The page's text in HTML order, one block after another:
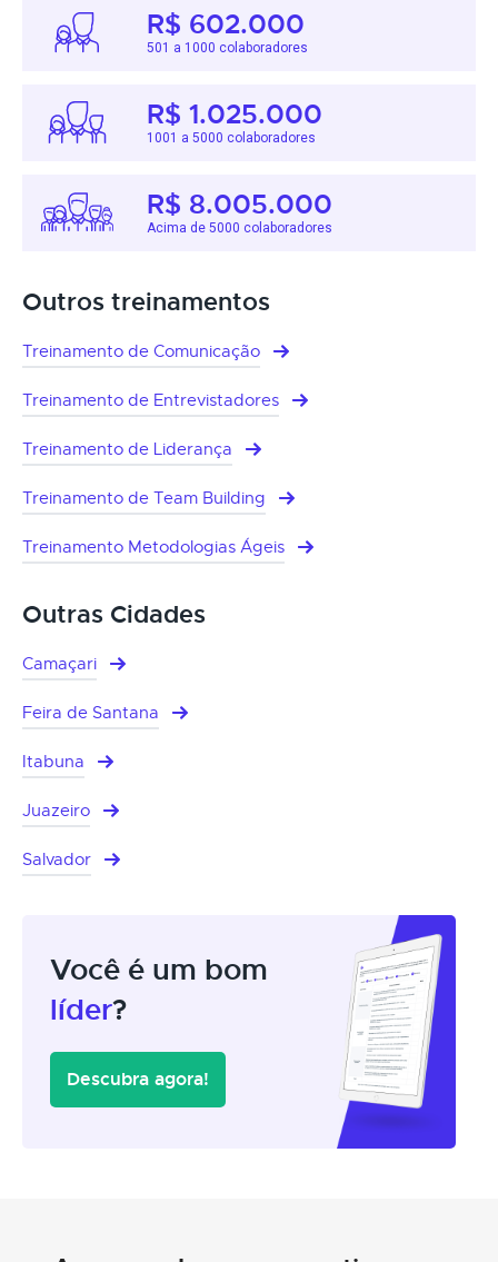
R$ 602.000
501 a 1000 colaboradores
R$ 1.025.000
1001 a 5000 colaboradores
R$ 8.005.000
Acima de 5000 colaboradores
Outros treinamentos
Treinamento de Comunicação
Treinamento de Entrevistadores
Treinamento de Liderança
Treinamento de Team Building
Treinamento Metodologias Ágeis
Outras Cidades
Camaçari
Feira de Santana
Itabuna
Juazeiro
Salvador
Você é um bom
líder?
Descubra agora!